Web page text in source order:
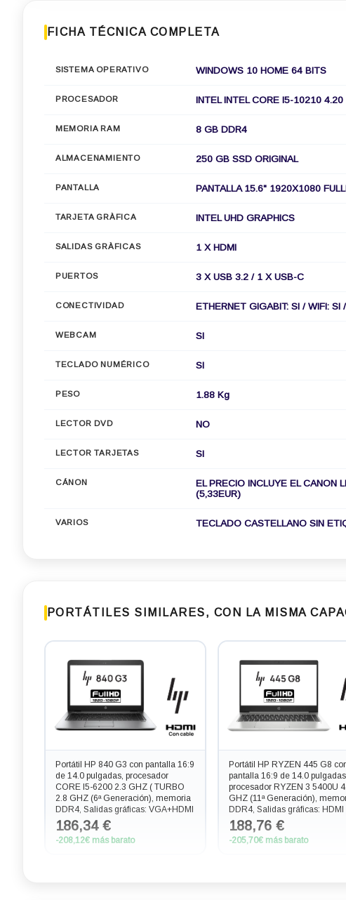
FICHA TÉCNICA COMPLETA
SISTEMA OPERATIVO WINDOWS 10 HOME 64 BITS
PROCESADOR INTEL INTEL CORE I5-10210
MEMORIA RAM 8 GB DDR4
ALMACENAMIENTO 250 GB SSD ORIGINAL
PANTALLA PANTALLA 15.6" 1920X1080
TARJETA GRÀFICA INTEL UHD GRAPHICS
SALIDAS GRÀFICAS 1 X HDMI
PUERTOS 3 X USB 3.2 / 1 X USB-C
CONECTIVIDAD ETHERNET GIGABIT: SI / WIFI: SI
WEBCAM SI
TECLADO NUMÉRICO SI
PESO 1.88 Kg
LECTOR DVD NO
LECTOR TARJETAS SI
CÁNON
EL PRECIO INCLUYE EL CANON
(5,33EUR)
VARIOS TECLADO CASTELLANO SIN
PORTÁTILES SIMILARES, CON LA MISMA
Portátil HP 840 G3 con pantalla 16:9
de 14.0 pulgadas, procesador
CORE I5-6200 2.3 GHZ ( TURBO
2.8 GHZ (6ª Generación), memoria
DDR4, Salidas gráficas: VGA+HDMI
186,34 €
-208,12€ más barato
Portátil HP RYZEN 445 G8
pantalla 16:9 de 14.0
procesador RYZEN 3 5400U
GHZ (11ª Generación),
DDR4, Salidas gráficas: HDMI
188,76 €
-205,70€ más barato